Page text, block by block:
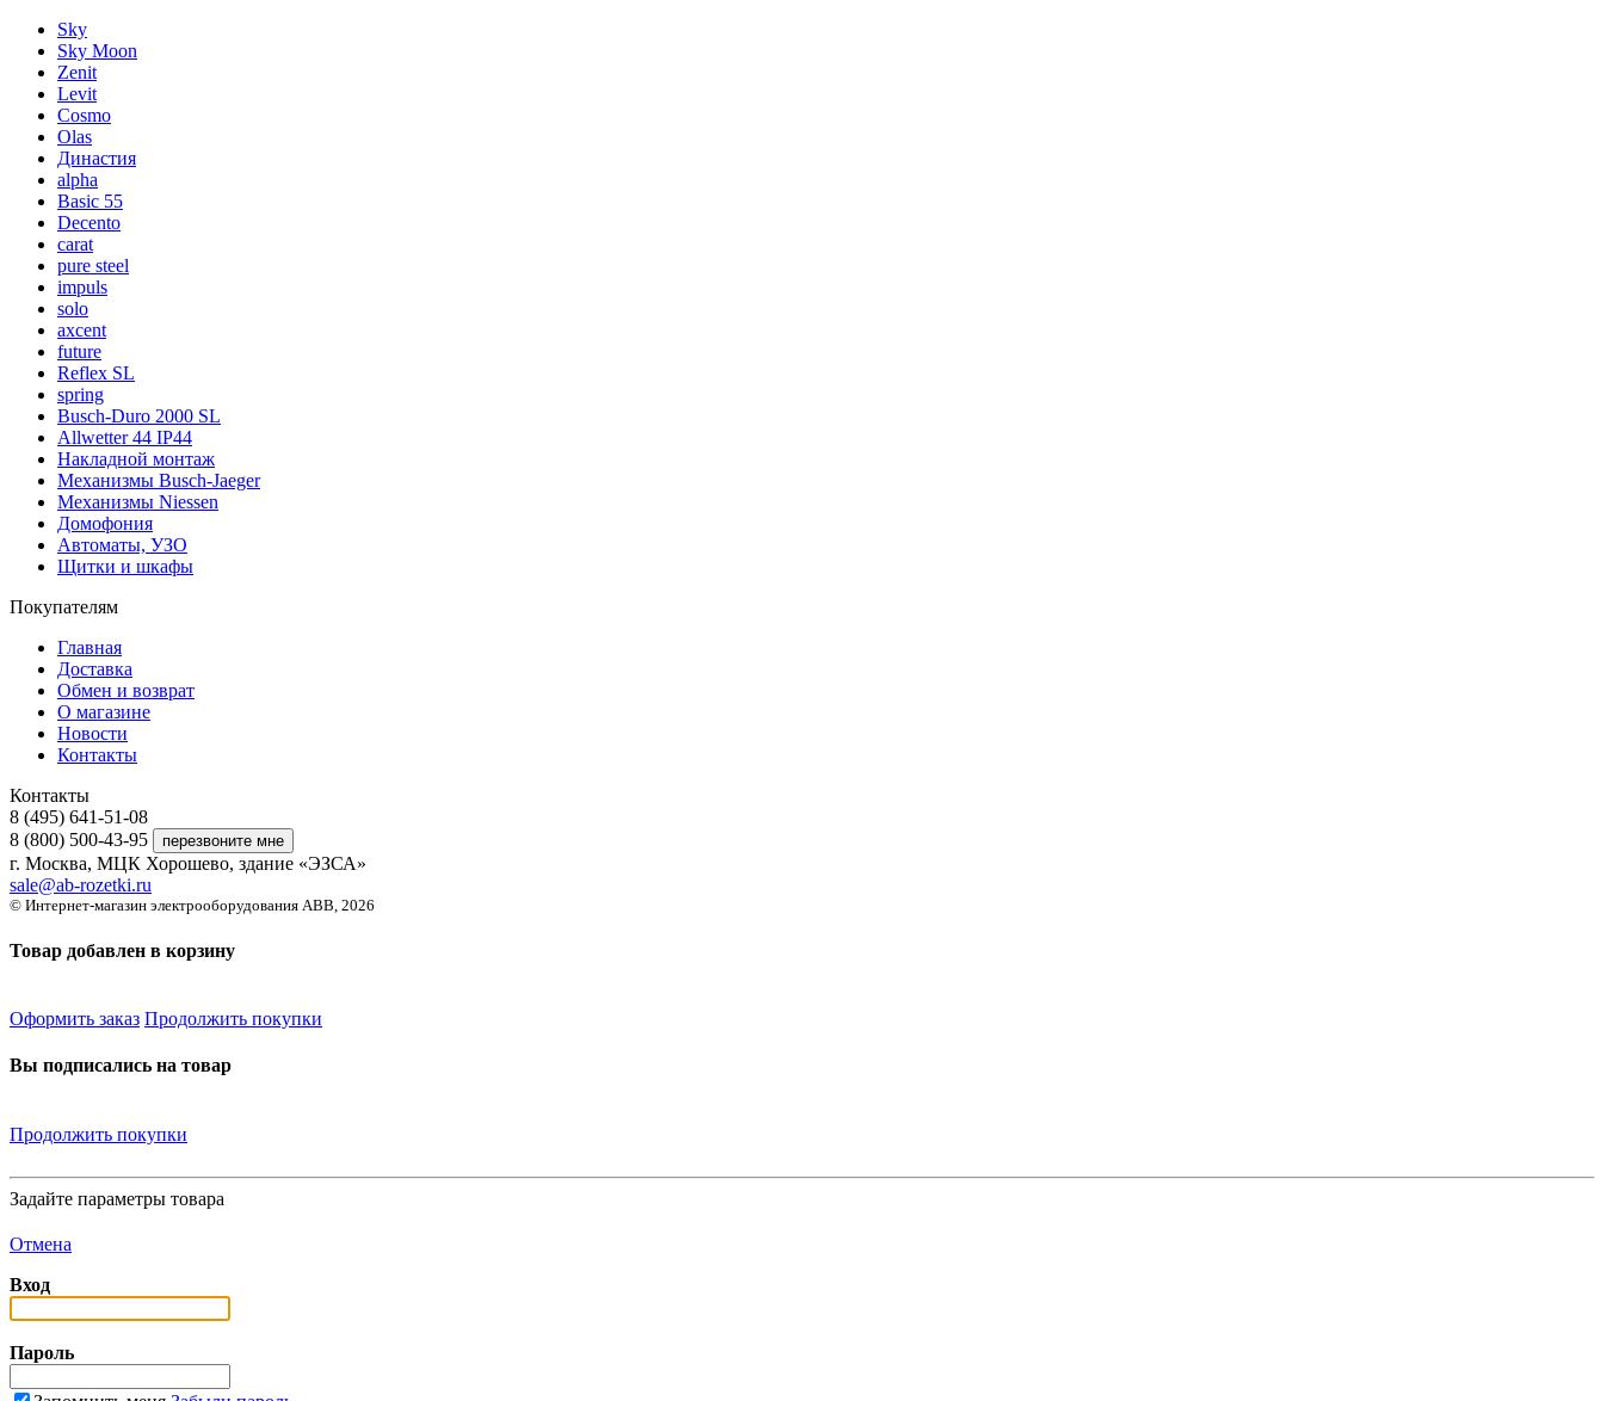
Sky
Sky Moon
Zenit
Levit
Cosmo
Olas
Династия
alpha
Basic 55
Decento
carat
pure steel
impuls
solo
axcent
future
Reflex SL
spring
Busch-Duro 2000 SL
Allwetter 44 IP44
Накладной монтаж
Механизмы Busch-Jaeger
Механизмы Niessen
Домофония
Автоматы, УЗО
Щитки и шкафы
Покупателям
Главная
Доставка
Обмен и возврат
О магазине
Новости
Контакты
Контакты
8 (495) 641-51-08
8 (800) 500-43-95
г. Москва, МЦК Хорошево, здание «ЭЗСА»
sale@ab-rozetki.ru
© Интернет-магазин электрооборудования ABB, 2026
Товар добавлен в корзину
Оформить заказ Продолжить покупки
Вы подписались на товар
Продолжить покупки
Задайте параметры товара
Отмена
Вход
Пароль